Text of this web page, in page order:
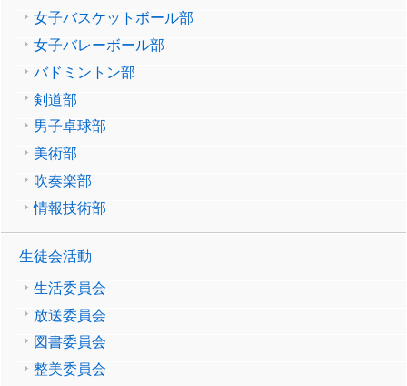
女子バスケットボール部
女子バレーボール部
バドミントン部
剣道部
男子卓球部
美術部
吹奏楽部
情報技術部
生徒会活動
生活委員会
放送委員会
図書委員会
整美委員会